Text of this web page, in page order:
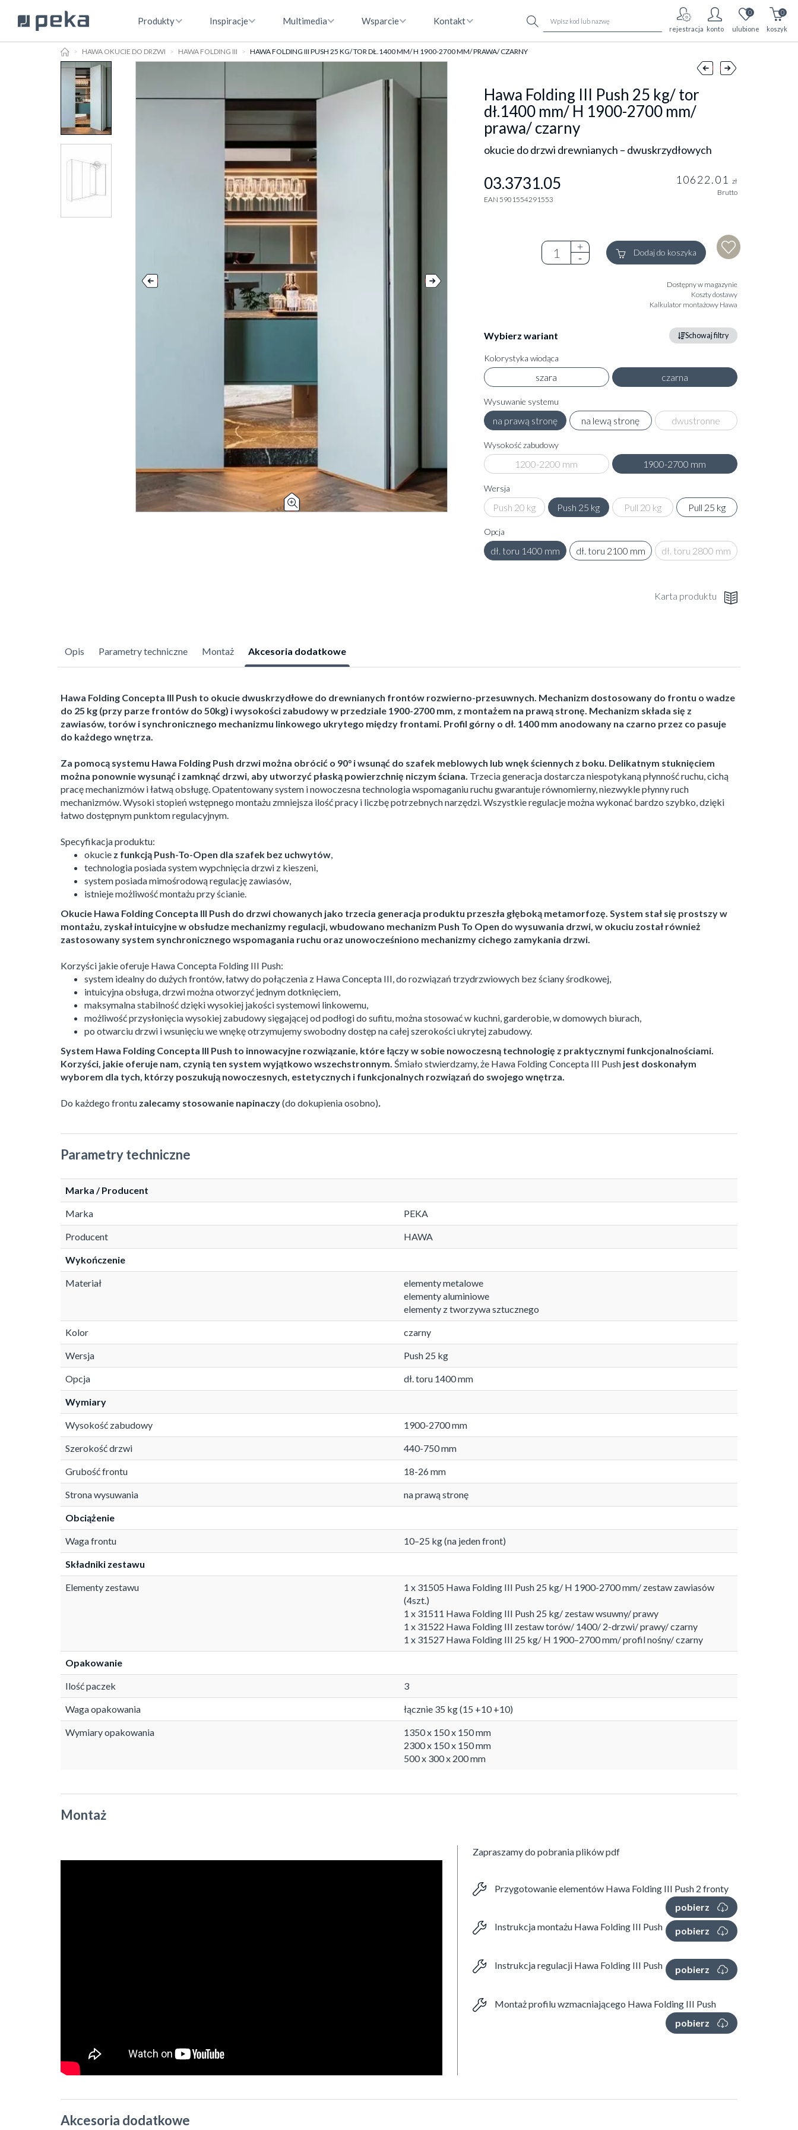
Produkty Inspiracje Multimedia Wsparcie Kontakt
rejestracja konto
0
ulubione
0
koszyk
HOMEHAWA OKUCIE DO DRZWI HAWA FOLDING III HAWA FOLDING III PUSH 25 KG/ TOR DŁ.1400 MM/ H 1900-2700 MM/ PRAWA/ CZARNY
Hawa Folding III Push 25 kg/ tor
dł.1400 mm/ H 1900-2700 mm/
prawa/ czarny
okucie do drzwi drewnianych – dwuskrzydłowych
03.3731.05
EAN 5901554291553
10622.01 zł
Brutto
Dodaj do koszyka
Dostępny w magazynie
Koszty dostawy
Kalkulator montażowy Hawa
Wybierz wariant Schowaj filtry
Kolorystyka wiodąca
szara czarna
Wysuwanie systemu
na prawą stronę na lewą stronę dwustronne
Wysokość zabudowy
1200-2200 mm 1900-2700 mm
Wersja
Push 20 kg Push 25 kg Pull 20 kg Pull 25 kg
Opcja
dł. toru 1400 mm dł. toru 2100 mm dł. toru 2800 mm
Karta produktu
Opis Parametry techniczne Montaż Akcesoria dodatkowe
Hawa Folding Concepta III Push to okucie dwuskrzydłowe do drewnianych frontów rozwierno-przesuwnych. Mechanizm dostosowany do frontu o wadze
do 25 kg (przy parze frontów do 50kg) i wysokości zabudowy w przedziale 1900-2700 mm, z montażem na prawą stronę. Mechanizm składa się z
zawiasów, torów i synchronicznego mechanizmu linkowego ukrytego między frontami. Profil górny o dł. 1400 mm anodowany na czarno przez co pasuje
do każdego wnętrza.
Za pomocą systemu Hawa Folding Push drzwi można obrócić o 90° i wsunąć do szafek meblowych lub wnęk ściennych z boku. Delikatnym stuknięciem
można ponownie wysunąć i zamknąć drzwi, aby utworzyć płaską powierzchnię niczym ściana. Trzecia generacja dostarcza niespotykaną płynność ruchu, cichą
pracę mechanizmów i łatwą obsługę. Opatentowany system i nowoczesna technologia wspomaganiu ruchu gwarantuje równomierny, niezwykle płynny ruch
mechanizmów. Wysoki stopień wstępnego montażu zmniejsza ilość pracy i liczbę potrzebnych narzędzi. Wszystkie regulacje można wykonać bardzo szybko, dzięki
łatwo dostępnym punktom regulacyjnym.
Specyfikacja produktu:
okucie z funkcją Push-To-Open dla szafek bez uchwytów
technologia posiada system wypchnięcia drzwi z kieszeni,
system posiada mimośrodową regulację zawiasów,
istnieje możliwość montażu przy ścianie.
Okucie Hawa Folding Concepta III Push do drzwi chowanych jako trzecia generacja produktu przeszła głęboką metamorfozę. System stał się prostszy w
montażu, zyskał intuicyjne w obsłudze mechanizmy regulacji, wbudowano mechanizm Push To Open do wysuwania drzwi, w okuciu został również
zastosowany system synchronicznego wspomagania ruchu oraz unowocześniono mechanizmy cichego zamykania drzwi.
Korzyści jakie oferuje Hawa Concepta Folding III Push:
system idealny do dużych frontów, łatwy do połączenia z Hawa Concepta III, do rozwiązań trzydrzwiowych bez ściany środkowej,
intuicyjna obsługa, drzwi można otworzyć jednym dotknięciem,
maksymalna stabilność dzięki wysokiej jakości systemowi linkowemu,
możliwość przysłonięcia wysokiej zabudowy sięgającej od podłogi do sufitu, można stosować w kuchni, garderobie, w domowych biurach,
po otwarciu drzwi i wsunięciu we wnękę otrzymujemy swobodny dostęp na całej szerokości ukrytej zabudowy.
System Hawa Folding Concepta III Push to innowacyjne rozwiązanie, które łączy w sobie nowoczesną technologię z praktycznymi funkcjonalnościami.
Korzyści, jakie oferuje nam, czynią ten system wyjątkowo wszechstronnym. Śmiało stwierdzamy, że Hawa Folding Concepta III Push jest doskonałym
wyborem dla tych, którzy poszukują nowoczesnych, estetycznych i funkcjonalnych rozwiązań do swojego wnętrza.
Do każdego frontu zalecamy stosowanie napinaczy(do dokupienia osobno).
Parametry techniczne
Marka / Producent
Marka PEKA
Producent HAWA
Wykończenie
Materiał
elementy metalowe
elementy aluminiowe
elementy z tworzywa sztucznego
Kolor czarny
Wersja Push 25 kg
Opcja dł. toru 1400 mm
Wymiary
Wysokość zabudowy 1900-2700 mm
Szerokość drzwi 440-750 mm
Grubość frontu 18-26 mm
Strona wysuwania na prawą stronę
Obciążenie
Waga frontu 10–25 kg (na jeden front)
Składniki zestawu
Elementy zestawu
1 x 31505 Hawa Folding III Push 25 kg/ H 1900-2700 mm/ zestaw zawiasów
(4szt.)
1 x 31511 Hawa Folding III Push 25 kg/ zestaw wsuwny/ prawy
1 x 31522 Hawa Folding III zestaw torów/ 1400/ 2-drzwi/ prawy/ czarny
1 x 31527 Hawa Folding III 25 kg/ H 1900–2700 mm/ profil nośny/ czarny
Opakowanie
Ilość paczek 3
Waga opakowania łącznie 35 kg (15 +10 +10)
Wymiary opakowania
1350 x 150 x 150 mm
2300 x 150 x 150 mm
500 x 300 x 200 mm
Montaż
Zapraszamy do pobrania plików pdf
Przygotowanie elementów Hawa Folding III Push 2 fronty
pobierz
Instrukcja montażu Hawa Folding III Push
pobierz
Instrukcja regulacji Hawa Folding III Push pobierz
Montaż profilu wzmacniającego Hawa Folding III Push
pobierz
Akcesoria dodatkowe